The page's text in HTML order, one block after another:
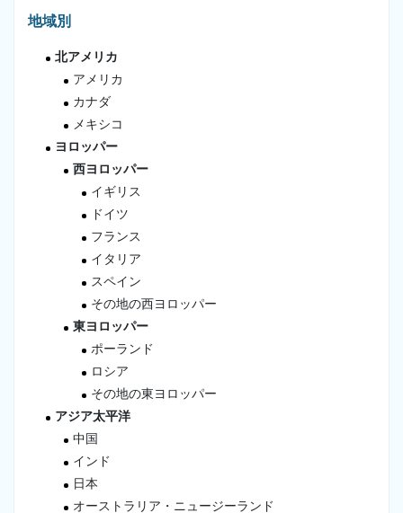
地域別
北アメリカ
アメリカ
カナダ
メキシコ
ヨロッパー
西ヨロッパー
イギリス
ドイツ
フランス
イタリア
スペイン
その地の西ヨロッパー
東ヨロッパー
ポーランド
ロシア
その地の東ヨロッパー
アジア太平洋
中国
インド
日本
オーストラリア・ニュージーランド